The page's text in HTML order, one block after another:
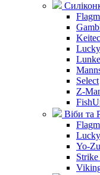
Select
Z-
Віби та
Yo-